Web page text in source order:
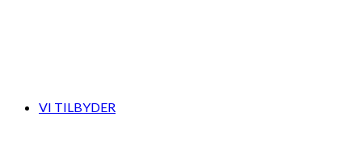
VI TILBYDER